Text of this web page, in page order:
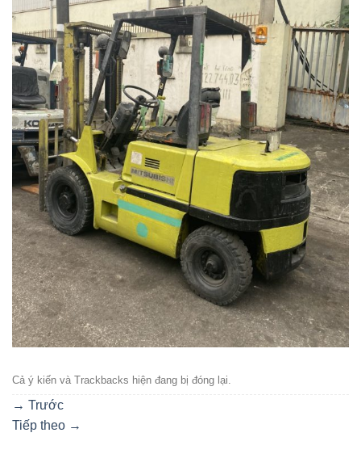
Cả ý kiến ​​và Trackbacks hiện đang bị đóng lại.
→ Trước
Tiếp theo →